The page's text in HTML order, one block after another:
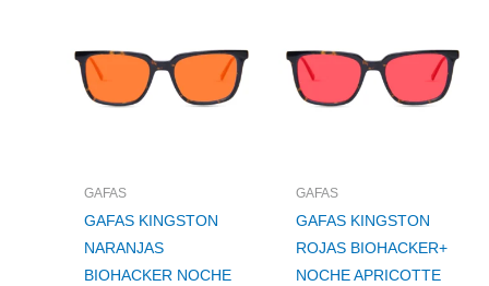
GAFAS
GAFAS KINGSTON
NARANJAS
BIOHACKER NOCHE
GAFAS
GAFAS KINGSTON
ROJAS BIOHACKER+
NOCHE APRICOTTE